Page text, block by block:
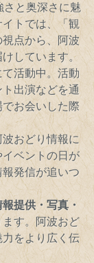
さと奥深さに魅
トでは、「観
点から、阿波
しています。
て活動中。活動
出演などを通
お会いした際
おどり情報に
ベントの日が
発信が追いつ
提供・写真・
す。阿波おど
をより広く伝